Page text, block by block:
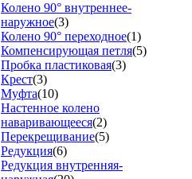
Колено 90° внутреннее-
наружное(3)
Колено 90° переходное(1)
Компенсирующая петля(5)
Пробка пластиковая(3)
Крест(3)
Муфта(10)
Настенное колено
наваривающееся(2)
Перекрещивание(5)
Редукция(6)
Редукция внутренняя-